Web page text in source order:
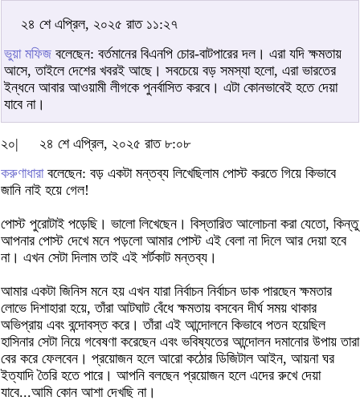
২৪ শে এপ্রিল, ২০২৫ রাত ১১:২৭
ভুয়া মফিজ বলেছেন: বর্তমানের বিএনপি চোর-বাটপারের দল। এরা যদি ক্ষমতায়
আসে, তাইলে দেশের খবরই আছে। সবচেয়ে বড় সমস্যা হলো, এরা ভারতের
ইন্ধনে আবার আওয়ামী লীগকে পুনর্বাসিত করবে। এটা কোনভাবেই হতে দেয়া
যাবে না।
২০|
২৪ শে এপ্রিল, ২০২৫ রাত ৮:০৮
করুণাধারাবলেছেন: বড় একটা মন্তব্য লিখেছিলাম পোস্ট করতে গিয়ে কিভাবে
জানি নাই হয়ে গেল!
পোস্ট পুরোটাই পড়েছি। ভালো লিখেছেন। বিস্তারিত আলোচনা করা যেতো, কিন্তু
আপনার পোস্ট দেখে মনে পড়লো আমার পোস্ট এই বেলা না দিলে আর দেয়া হবে
না। এখন সেটা দিলাম তাই এই শর্টকাট মন্তব্য।
আমার একটা জিনিস মনে হয় এখন যারা নির্বাচন নির্বাচন ডাক পারছেন ক্ষমতার
লোভে দিশাহারা হয়ে, তাঁরা আটঘাট বেঁধে ক্ষমতায় বসবেন দীর্ঘ সময় থাকার
অভিপ্রায় এবং বন্দোবস্ত করে। তাঁরা এই আন্দোলনে কিভাবে পতন হয়েছিল
হাসিনার সেটা নিয়ে গবেষণা করেছেন এবং ভবিষ্যতের আন্দোলন দমানোর উপায় তারা
বের করে ফেলবেন। প্রয়োজন হলে আরো কঠোর ডিজিটাল আইন, আয়না ঘর
ইত্যাদি তৈরি হতে পারে। আপনি বলছেন প্রয়োজন হলে এদের রুখে দেয়া
যাবে...আমি কোন আশা দেখছি না।